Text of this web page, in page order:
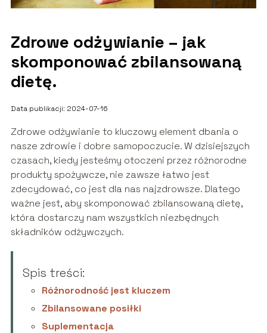
Zdrowe odżywianie – jak
skomponować zbilansowaną
dietę.
Data publikacji: 2024-07-16
Zdrowe odżywianie to kluczowy element dbania o
nasze zdrowie i dobre samopoczucie. W dzisiejszych
czasach, kiedy jesteśmy otoczeni przez różnorodne
produkty spożywcze, nie zawsze łatwo jest
zdecydować, co jest dla nas najzdrowsze. Dlatego
ważne jest, aby skomponować zbilansowaną dietę,
która dostarczy nam wszystkich niezbędnych
składników odżywczych.
Spis treści:
Różnorodność jest kluczem
Zbilansowane posiłki
Suplementacja